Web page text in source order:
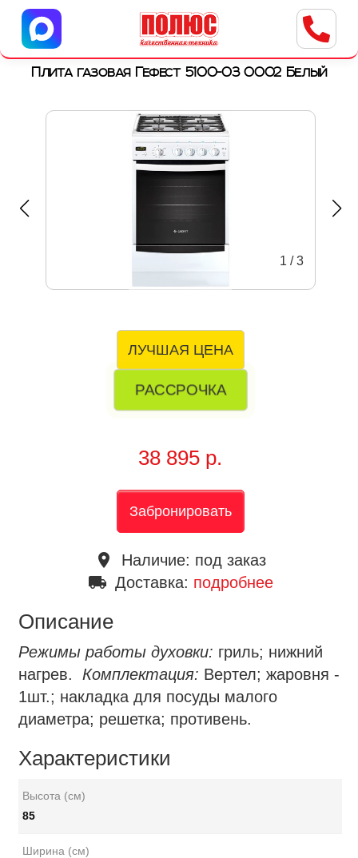
Центр бытовой техники
г. Ульяновск, ул. Пушкарева, 8a
Плита газовая Гефест 5100-03 0002 Белый
1 /3
ЛУЧШАЯ ЦЕНА
РАССРОЧКА
38 895 р.
Забронировать
place Наличие: под заказ
local_shipping Доставка: подробнее
Описание
Режимы работы духовки: гриль; нижний
нагрев. Комплектация: Вертел; жаровня -
1шт.; накладка для посуды малого
диаметра; решетка; противень.
Характеристики
Высота (см)
85
Ширина (см)